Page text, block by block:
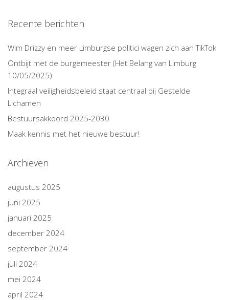
Recente berichten
Wim Drizzy en meer Limburgse politici wagen zich aan TikTok
Ontbijt met de burgemeester (Het Belang van Limburg
10/05/2025)
Integraal veiligheidsbeleid staat centraal bij Gestelde
Lichamen
Bestuursakkoord 2025-2030
Maak kennis met het nieuwe bestuur!
Archieven
augustus 2025
juni 2025
januari 2025
december 2024
september 2024
juli 2024
mei 2024
april 2024